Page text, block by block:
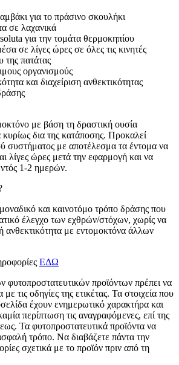
για το πράσινο σκουλήκι
σε λαχανικά
για την τομάτα θερμοκηπίου
σε λίγες ώρες σε όλες τις κινητές
της πατάτας
οργανισμούς
και διαχείριση ανθεκτικότητας
με βάση τη δραστική ουσία
δια της κατάποσης. Προκαλεί
συστήματος με αποτέλεσμα τα έντομα να
λίγες ώρες μετά την εφαρμογή και να
1-2 ημερών.
και καινοτόμο τρόπο δράσης που
έλεγχο των εχθρών/στόχων, χωρίς να
ανθεκτικότητα με εντομοκτόνα άλλων
ΕΔΩ
προϊόντων πρέπει να
τις οδηγίες της ετικέτας. Τα στοιχεία που
έχουν ενημερωτικό χαρακτήρα και
περίπτωση τις αναγραφόμενες, επί της
Τα φυτοπροστατευτικά προϊόντα να
τρόπο. Να διαβάζετε πάντα την
σχετικά με το προϊόν πριν από τη